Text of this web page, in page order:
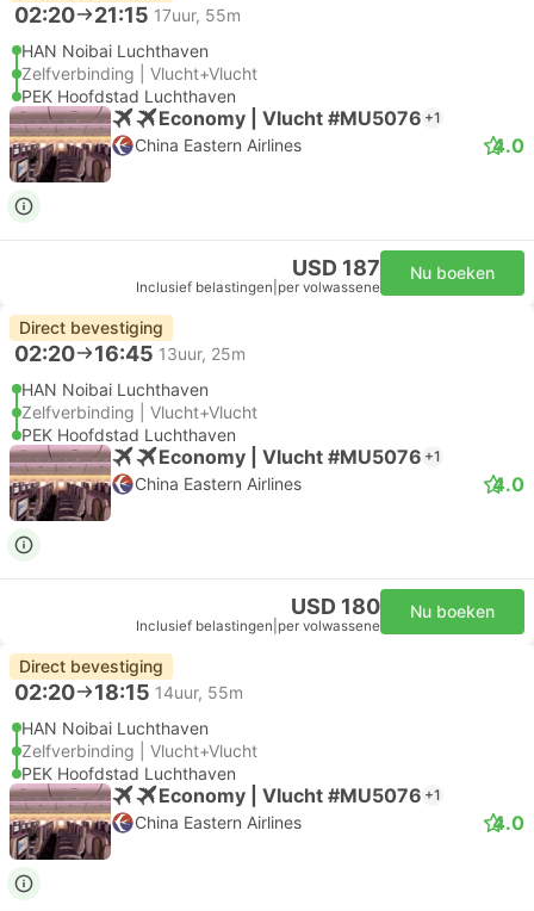
02:20 21:15 17uur, 55m
HAN Noibai Luchthaven
Zelfverbinding | Vlucht+Vlucht
PEK Hoofdstad Luchthaven
Economy | Vlucht #MU5076 +1
China Eastern Airlines 4.0
USD 187
Inclusief belastingen per volwassene
Nu boeken
Direct bevestiging
02:20 16:45 13uur, 25m
HAN Noibai Luchthaven
Zelfverbinding | Vlucht+Vlucht
PEK Hoofdstad Luchthaven
Economy | Vlucht #MU5076 +1
China Eastern Airlines 4.0
USD 180
Inclusief belastingen per volwassene
Nu boeken
Direct bevestiging
02:20 18:15 14uur, 55m
HAN Noibai Luchthaven
Zelfverbinding | Vlucht+Vlucht
PEK Hoofdstad Luchthaven
Economy | Vlucht #MU5076 +1
China Eastern Airlines 4.0